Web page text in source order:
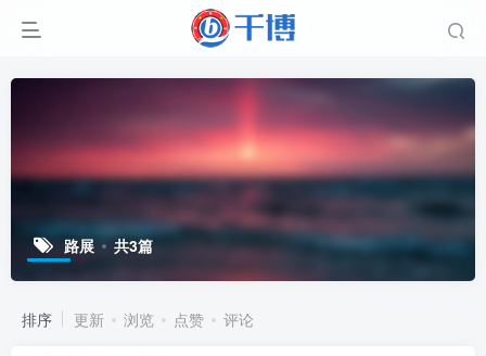
路展 共3篇
排序 更新 浏览 点赞 评论